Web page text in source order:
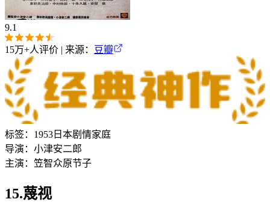
9.1
15万+人评价 | 来源： 豆瓣
标签： 1953 日本剧情家庭
导演： 小津安二郎
主演： 笠智众原节子
15.蔑视